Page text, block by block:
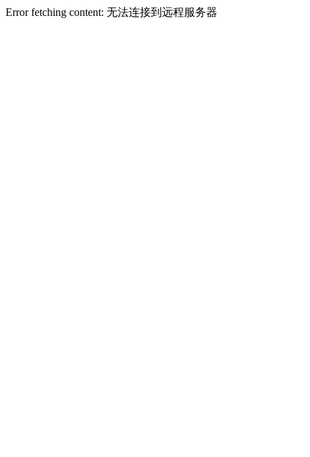
Error fetching content: 无法连接到远程服务器